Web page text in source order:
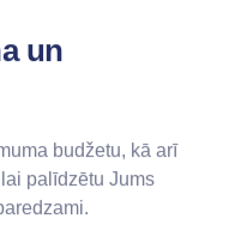
un
budžetu, kā arī
palīdzētu Jums